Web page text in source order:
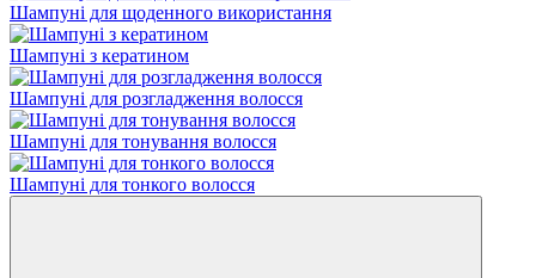
Шампуні для щоденного використання
Шампуні з кератином
Шампуні для розгладження волосся
Шампуні для тонування волосся
Шампуні для тонкого волосся